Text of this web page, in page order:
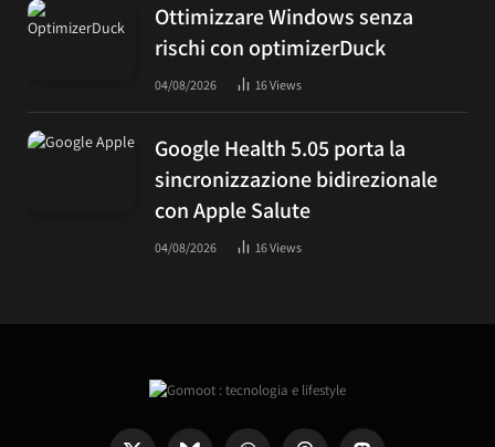
Ottimizzare Windows senza
rischi con optimizerDuck
04/08/2026 16Views
Google Health 5.05 porta la
sincronizzazione bidirezionale
con Apple Salute
04/08/2026 16Views